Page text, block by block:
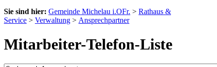
Sie sind hier: Gemeinde Michelau i.OFr. > Rathaus &
Service > Verwaltung > Ansprechpartner
Mitarbeiter-Telefon-Liste